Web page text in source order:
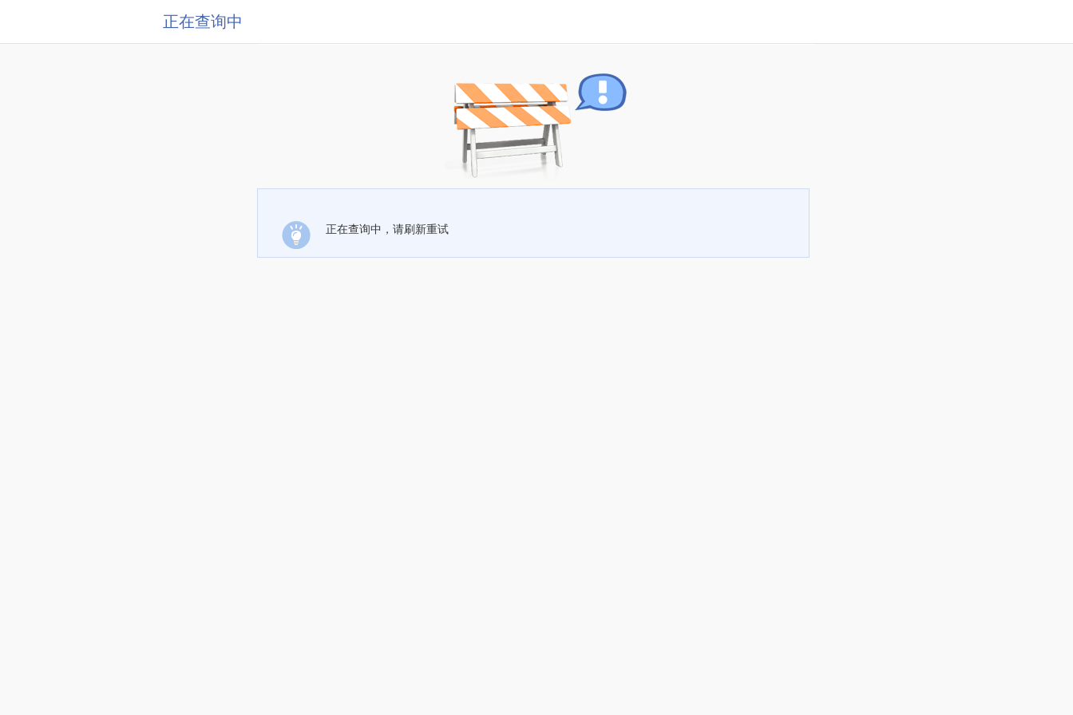
正在查询中
正在查询中，请刷新重试